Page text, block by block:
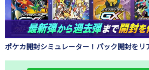
ポケカ開封シミュレーター！パック開封をリ